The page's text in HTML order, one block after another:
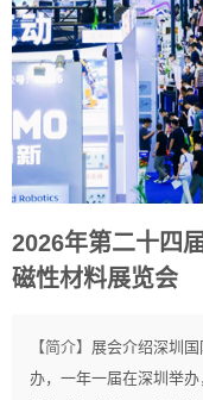
2026年第二十四
磁性材料展览会
【简介】 展会介绍深圳
办，一年一届在深圳举